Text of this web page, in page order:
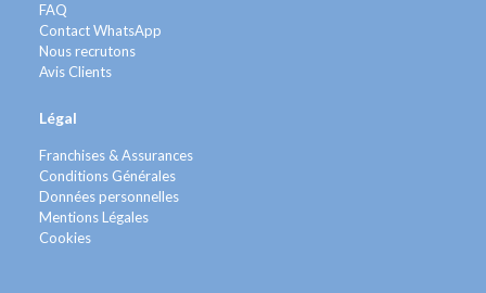
FAQ
Contact WhatsApp
Nous recrutons
Avis Clients
Légal
Franchises & Assurances
Conditions Générales
Données personnelles
Mentions Légales
Cookies